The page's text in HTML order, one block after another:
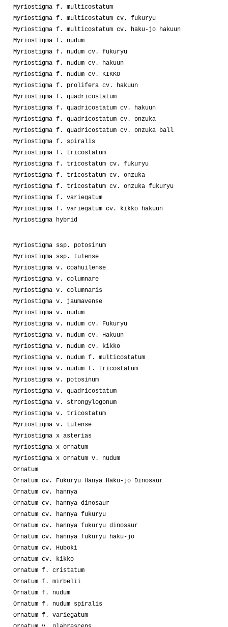
Myriostigma f. multicostatum
Myriostigma f. multicostatum cv. fukuryu
Myriostigma f. multicostatum cv. haku-jo hakuun
Myriostigma f. nudum
Myriostigma f. nudum cv. fukuryu
Myriostigma f. nudum cv. hakuun
Myriostigma f. nudum cv. KIKKO
Myriostigma f. prolifera cv. hakuun
Myriostigma f. quadricostatum
Myriostigma f. quadricostatum cv. hakuun
Myriostigma f. quadricostatum cv. onzuka
Myriostigma f. quadricostatum cv. onzuka ball
Myriostigma f. spiralis
Myriostigma f. tricostatum
Myriostigma f. tricostatum cv. fukuryu
Myriostigma f. tricostatum cv. onzuka
Myriostigma f. tricostatum cv. onzuka fukuryu
Myriostigma f. variegatum
Myriostigma f. variegatum cv. kikko hakuun
Myriostigma hybrid
Myriostigma ssp. potosinum
Myriostigma ssp. tulense
Myriostigma v. coahuilense
Myriostigma v. columnare
Myriostigma v. columnaris
Myriostigma v. jaumavense
Myriostigma v. nudum
Myriostigma v. nudum cv. Fukuryu
Myriostigma v. nudum cv. Hakuun
Myriostigma v. nudum cv. kikko
Myriostigma v. nudum f. multicostatum
Myriostigma v. nudum f. tricostatum
Myriostigma v. potosinum
Myriostigma v. quadricostatum
Myriostigma v. strongylogonum
Myriostigma v. tricostatum
Myriostigma v. tulense
Myriostigma x asterias
Myriostigma x ornatum
Myriostigma x ornatum v. nudum
Ornatum
Ornatum cv. Fukuryu Hanya Haku-jo Dinosaur
Ornatum cv. hannya
Ornatum cv. hannya dinosaur
Ornatum cv. hannya fukuryu
Ornatum cv. hannya fukuryu dinosaur
Ornatum cv. hannya fukuryu haku-jo
Ornatum cv. Huboki
Ornatum cv. kikko
Ornatum f. cristatum
Ornatum f. mirbelii
Ornatum f. nudum
Ornatum f. nudum spiralis
Ornatum f. variegatum